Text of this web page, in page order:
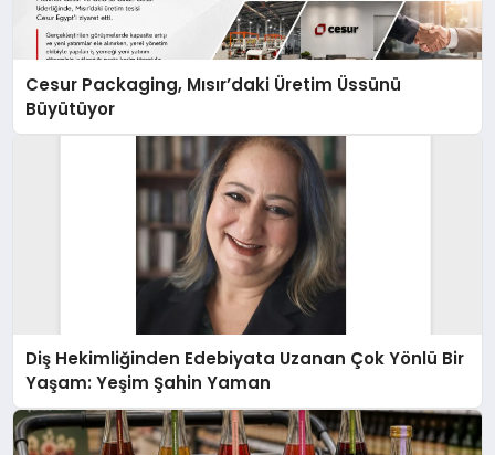
Cesur Packaging, Mısır’daki Üretim Üssünü
Büyütüyor
Diş Hekimliğinden Edebiyata Uzanan Çok Yönlü Bir
Yaşam: Yeşim Şahin Yaman